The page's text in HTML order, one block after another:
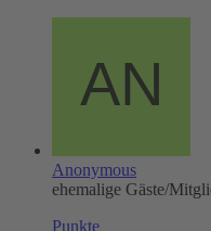
Anonymous
ehemalige Gäste/
Punkte